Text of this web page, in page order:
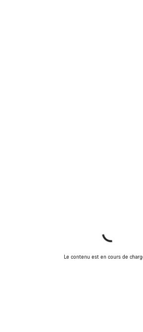
Le contenu est en cours de